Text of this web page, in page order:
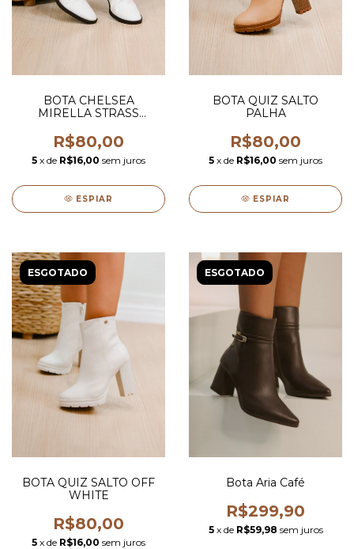
BOTA CHELSEA
MIRELLA STRASS
R$80,00
5 x de R$16,00 sem juros
ESPIAR
BOTA QUIZ SALTO
PALHA
R$80,00
5 x de R$16,00 sem juros
ESPIAR
ESGOTADO
BOTA QUIZ SALTO OFF
WHITE
R$80,00
5 x de R$16,00 sem juros
ESGOTADO
Bota Aria Café
R$299,90
5 x de R$59,98 sem juros